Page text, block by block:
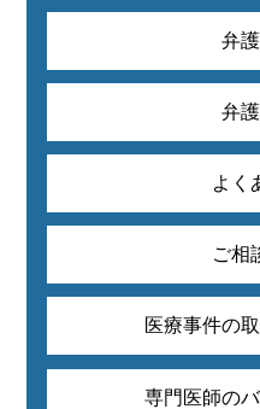
弁
弁
よく
ご相
医療事件の
専門医師の